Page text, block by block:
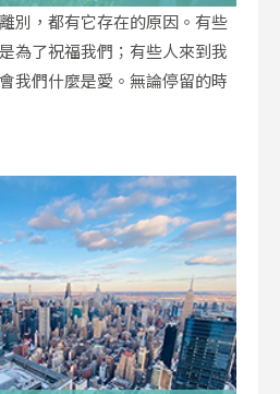
別，都有它存在的原因。有些
為了祝福我們；有些人來到我
我們什麼是愛。無論停留的時